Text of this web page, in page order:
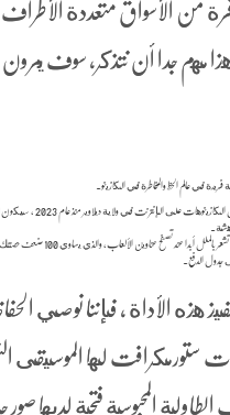
من الأسواق متعددة الأطراف
مهم جدا أن نتذكر، سوف
فريدة في عالم الحظ والمخاطرة في الكازينو.
تعمل الكازينوهات على
جدول الدفع.
هذه الأداة ، فإننا نوصي
ستورمكرافت لها الموسيقى
المحبوسة فتحة لديها صور